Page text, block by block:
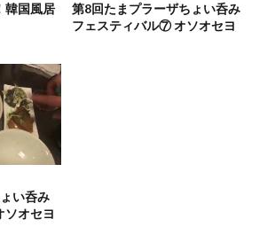
韓国風居
第8回たまプラーザちょい呑み
フェスティバル⑦ オソオセヨ
い呑み
オセヨ